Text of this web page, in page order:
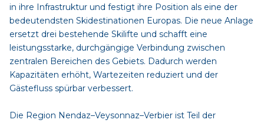
in ihre Infrastruktur und festigt ihre Position als eine der
bedeutendsten Skidestinationen Europas. Die neue Anlage
ersetzt drei bestehende Skilifte und schafft eine
leistungsstarke, durchgängige Verbindung zwischen
zentralen Bereichen des Gebiets. Dadurch werden
Kapazitäten erhöht, Wartezeiten reduziert und der
Gästefluss spürbar verbessert.
Die Region Nendaz–Veysonnaz–Verbier ist Teil der